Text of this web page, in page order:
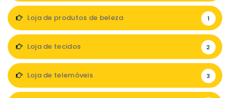
Loja de produtos de beleza 1
Loja de tecidos 2
Loja de telemóveis 3